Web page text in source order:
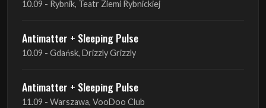
Antimatter + Sleeping Pulse
11.09 - Warszawa, VooDoo Club
Antimatter + Sleeping Pulse
12.09 - Kraków, Hype Park